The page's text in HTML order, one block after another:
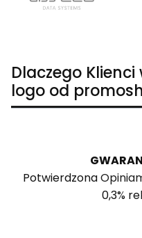
Dlaczego
logo od
Potwierdzona
0,3%